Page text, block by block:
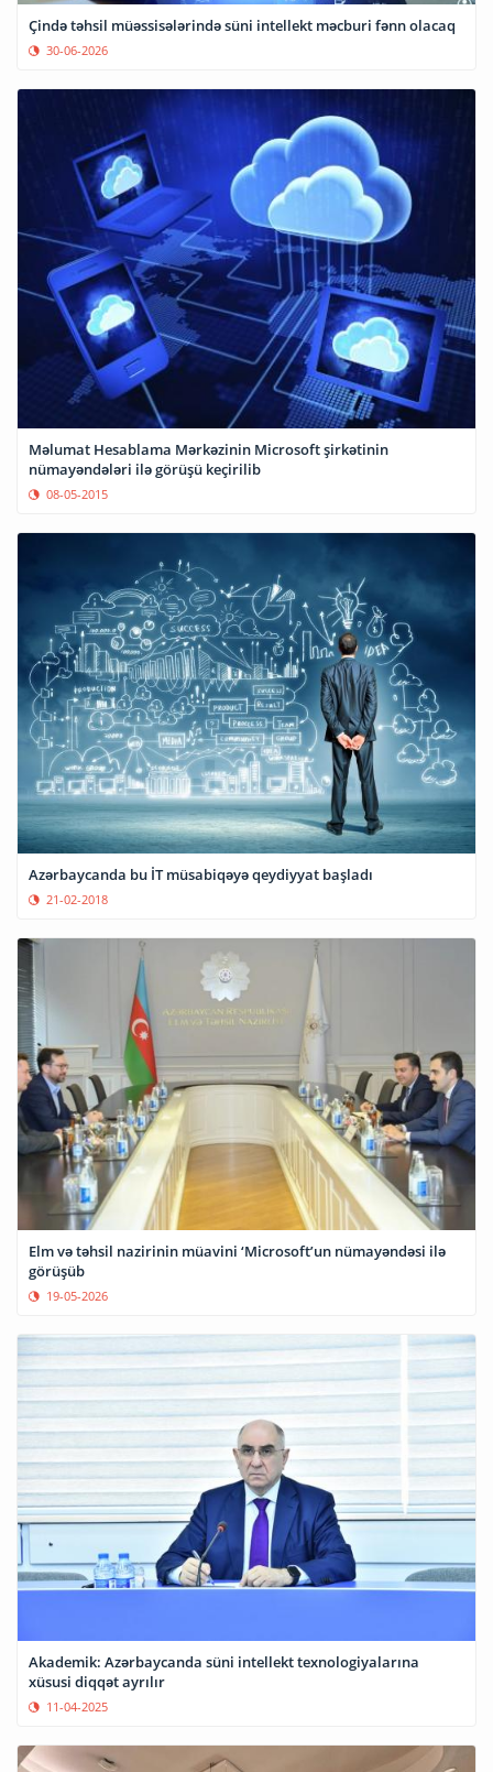
Çində təhsil müəssisələrində süni intellekt məcburi fənn olacaq
30-06-2026
Məlumat Hesablama Mərkəzinin Microsoft şirkətinin
nümayəndələri ilə görüşü keçirilib
08-05-2015
Azərbaycanda bu İT müsabiqəyə qeydiyyat başladı
21-02-2018
Elm və təhsil nazirinin müavini ‘Microsoft’un nümayəndəsi ilə
görüşüb
19-05-2026
Akademik: Azərbaycanda süni intellekt texnologiyalarına
xüsusi diqqət ayrılır
11-04-2025